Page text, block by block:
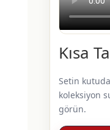
Kısa
Setin
koleksiyon
görün.